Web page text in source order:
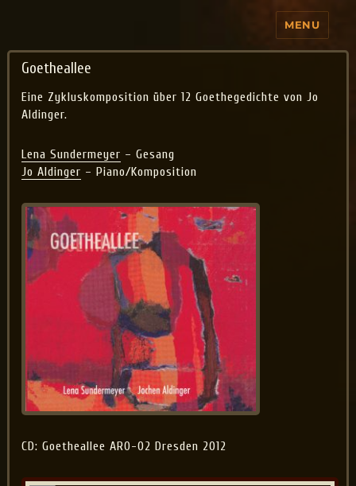
MENU
Goetheallee
Eine Zykluskomposition über 12 Goethegedichte von Jo
Aldinger.
Lena Sundermeyer – Gesang
Jo Aldinger – Piano/Komposition
CD: Goetheallee ARO-02 Dresden 2012